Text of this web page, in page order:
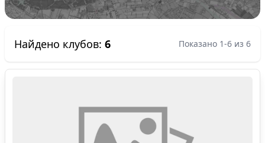
Найдено клубов: 6 Показано 1-6 из 6